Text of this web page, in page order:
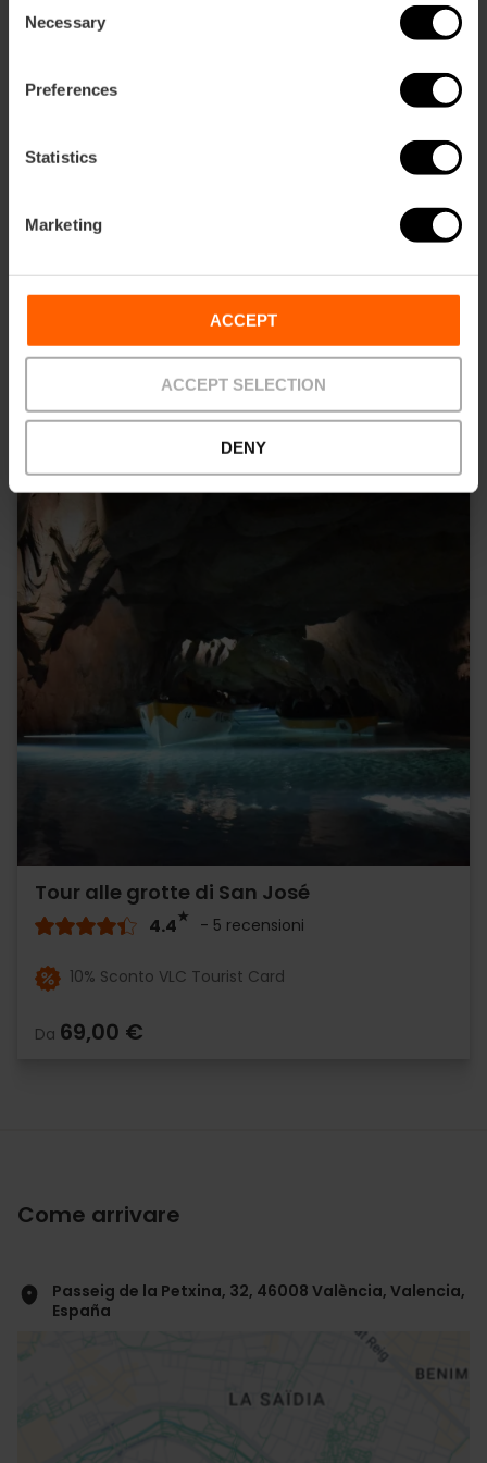
Selection
Necessary
Preferences
Statistics
Marketing
ACCEPT
ACCEPT SELECTION
DENY
Valencia Tourist Card 7 giorni senza
trasporto + Bus turistico 24 ore
5 - 2 recensioni
Da41,00 € 37,00 €
Tour alle grotte di San José
4.4 - 5 recensioni
10% Sconto VLC Tourist Card
Da 69,00 €
Come arrivare
Passeig de la Petxina, 32, 46008 València, Valencia,
España